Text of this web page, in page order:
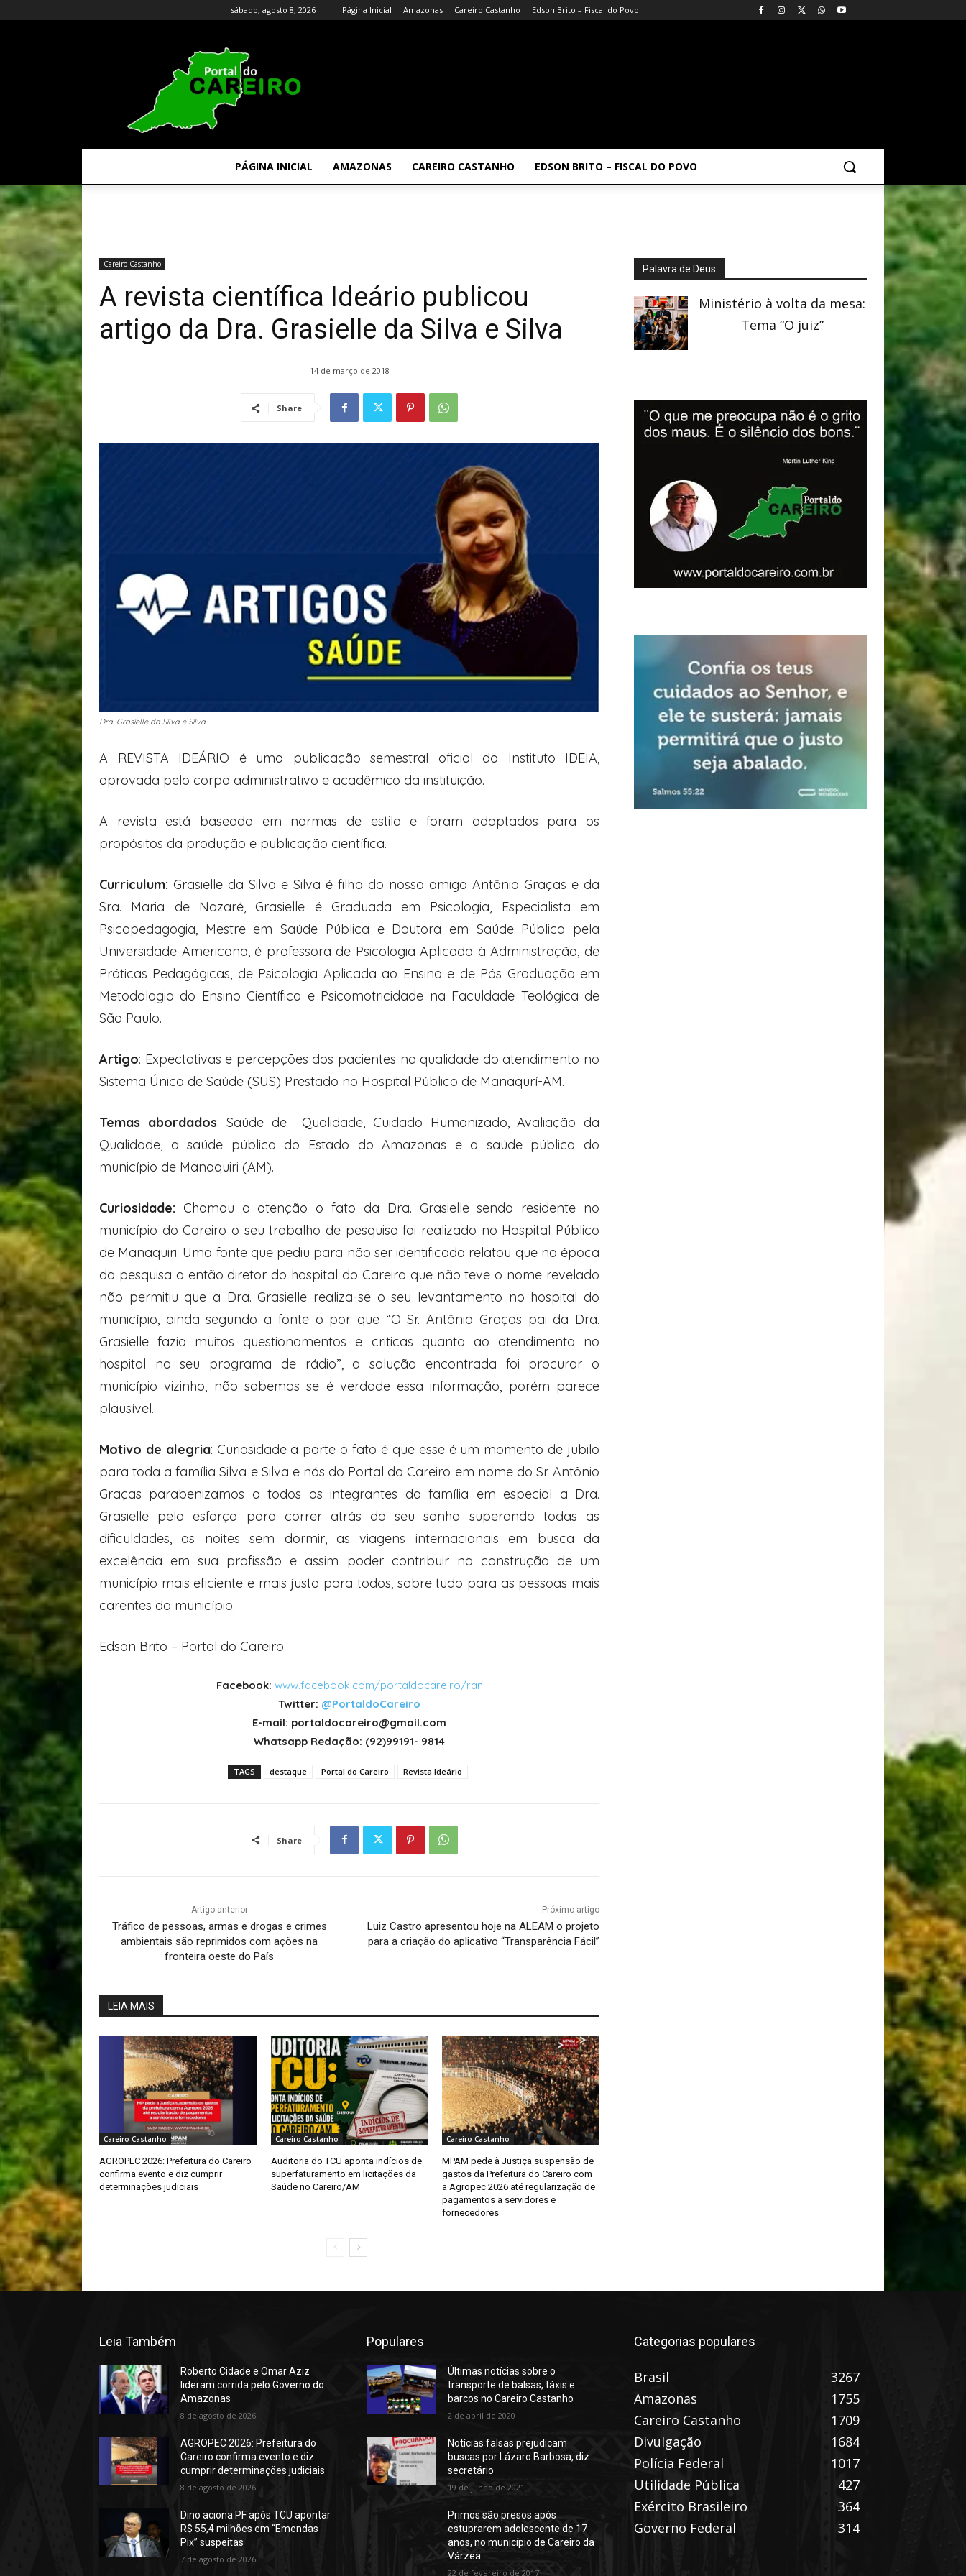
sábado, agosto 8, 2026 Página Inicial Amazonas Careiro Castanho Edson Brito – Fiscal do Povo
PÁGINA INICIAL AMAZONAS CAREIRO CASTANHO EDSON BRITO – FISCAL DO POVO
Careiro Castanho
A revista científica Ideário publicou
artigo da Dra. Grasielle da Silva e Silva
14 de março de 2018
Share
Dra. Grasielle da Silva e Silva
A REVISTA IDEÁRIO é uma publicação semestral oficial do Instituto IDEIA,
aprovada pelo corpo administrativo e acadêmico da instituição.
A revista está baseada em normas de estilo e foram adaptados para os
propósitos da produção e publicação científica.
Curriculum: Grasielle da Silva e Silva é filha do nosso amigo Antônio Graças e da
Sra. Maria de Nazaré, Grasielle é Graduada em Psicologia, Especialista em
Psicopedagogia, Mestre em Saúde Pública e Doutora em Saúde Pública pela
Universidade Americana, é professora de Psicologia Aplicada à Administração, de
Práticas Pedagógicas, de Psicologia Aplicada ao Ensino e de Pós Graduação em
Metodologia do Ensino Científico e Psicomotricidade na Faculdade Teológica de
São Paulo.
Artigo: Expectativas e percepções dos pacientes na qualidade do atendimento no
Sistema Único de Saúde (SUS) Prestado no Hospital Público de Manaqurí-AM.
Temas abordados: Saúde de Qualidade, Cuidado Humanizado, Avaliação da
Qualidade, a saúde pública do Estado do Amazonas e a saúde pública do
município de Manaquiri (AM).
Curiosidade: Chamou a atenção o fato da Dra. Grasielle sendo residente no
município do Careiro o seu trabalho de pesquisa foi realizado no Hospital Público
de Manaquiri. Uma fonte que pediu para não ser identificada relatou que na época
da pesquisa o então diretor do hospital do Careiro que não teve o nome revelado
não permitiu que a Dra. Grasielle realiza-se o seu levantamento no hospital do
município, ainda segundo a fonte o por que “O Sr. Antônio Graças pai da Dra.
Grasielle fazia muitos questionamentos e criticas quanto ao atendimento no
hospital no seu programa de rádio”, a solução encontrada foi procurar o
município vizinho, não sabemos se é verdade essa informação, porém parece
plausível.
Motivo de alegria: Curiosidade a parte o fato é que esse é um momento de jubilo
para toda a família Silva e Silva e nós do Portal do Careiro em nome do Sr. Antônio
Graças parabenizamos a todos os integrantes da família em especial a Dra.
Grasielle pelo esforço para correr atrás do seu sonho superando todas as
dificuldades, as noites sem dormir, as viagens internacionais em busca da
excelência em sua profissão e assim poder contribuir na construção de um
município mais eficiente e mais justo para todos, sobre tudo para as pessoas mais
carentes do município.
Edson Brito – Portal do Careiro
Facebook: www.facebook.com/portaldocareiro/ran
Twitter: @PortaldoCareiro
E-mail: portaldocareiro@gmail.com
Whatsapp Redação: (92)99191- 9814
TAGS destaque Portal do Careiro Revista Ideário
Share
Artigo anterior
Tráfico de pessoas, armas e drogas e crimes
ambientais são reprimidos com ações na
fronteira oeste do País
Próximo artigo
Luiz Castro apresentou hoje na ALEAM o projeto
para a criação do aplicativo “Transparência Fácil”
LEIA MAIS
Careiro Castanho
AGROPEC 2026: Prefeitura do Careiro
confirma evento e diz cumprir
determinações judiciais
Careiro Castanho
Auditoria do TCU aponta indícios de
superfaturamento em licitações da
Saúde no Careiro/AM
Careiro Castanho
MPAM pede à Justiça suspensão de
gastos da Prefeitura do Careiro com
a Agropec 2026 até regularização de
pagamentos a servidores e
fornecedores
Palavra de Deus
Ministério à volta da mesa:
Tema “O juiz”
Leia Também
Roberto Cidade e Omar Aziz
lideram corrida pelo Governo do
Amazonas
8 de agosto de 2026
AGROPEC 2026: Prefeitura do
Careiro confirma evento e diz
cumprir determinações judiciais
8 de agosto de 2026
Dino aciona PF após TCU apontar
R$ 55,4 milhões em “Emendas
Pix” suspeitas
7 de agosto de 2026
Populares
Últimas notícias sobre o
transporte de balsas, táxis e
barcos no Careiro Castanho
2 de abril de 2020
Notícias falsas prejudicam
buscas por Lázaro Barbosa, diz
secretário
19 de junho de 2021
Primos são presos após
estuprarem adolescente de 17
anos, no município de Careiro da
Várzea
22 de fevereiro de 2017
Categorias populares
Brasil
3267
Amazonas
1755
Careiro Castanho
1709
Divulgação
1684
Polícia Federal
1017
Utilidade Pública
427
Exército Brasileiro
364
Governo Federal
314